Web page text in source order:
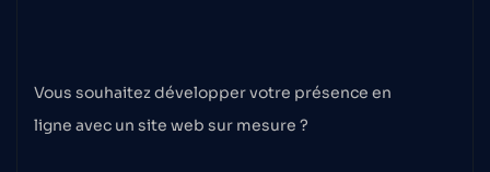
Faisonslepremierpas
Vous souhaitez développer votre présence en
ligne avec un site web sur mesure ?